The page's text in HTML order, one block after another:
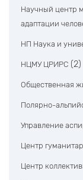
Научный центр
адаптации
НП Наука и
НЦМУ ЦРИРС (2)
Общественная
Полярно-
Управление
Центр
Центр